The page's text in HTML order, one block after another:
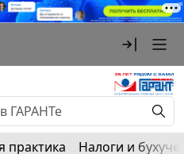
практика Налоги и